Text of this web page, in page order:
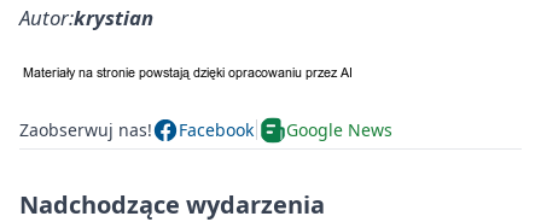
Autor:krystian
Zaobserwuj nas! Facebook Google News
Nadchodzące wydarzenia